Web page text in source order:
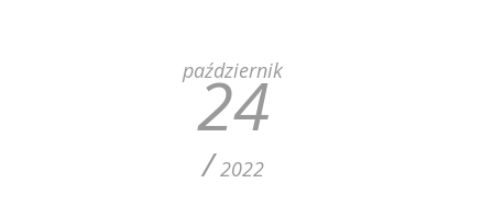
październik
24
/ 2022